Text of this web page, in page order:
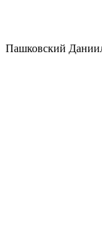
Пашковский